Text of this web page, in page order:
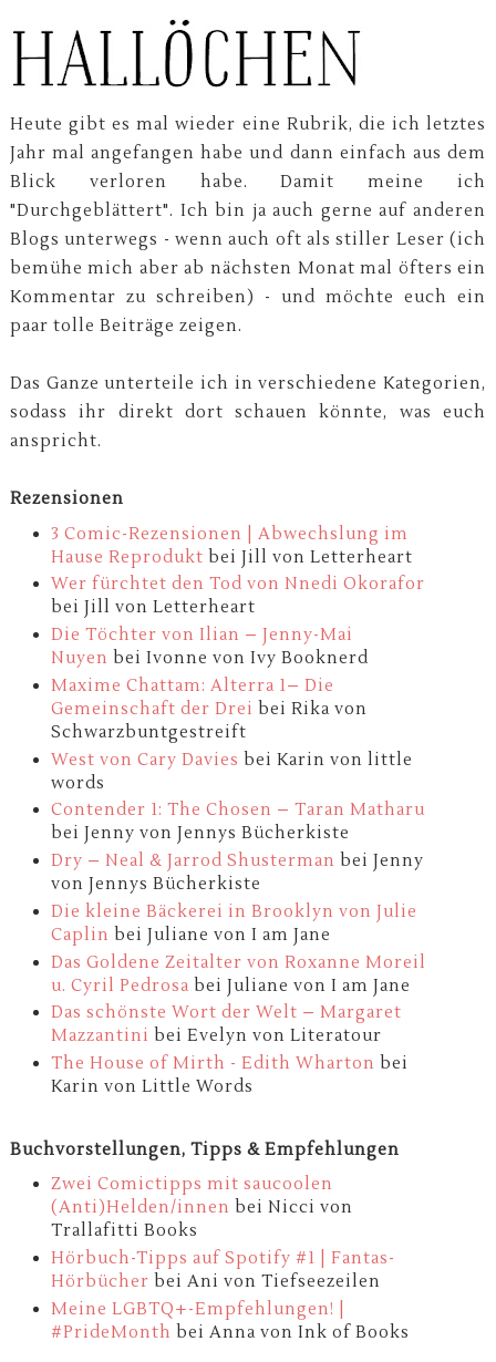
Heute gibt es mal wieder eine Rubrik, die ich letztes
Jahr mal angefangen habe und dann einfach aus dem
Blick verloren habe. Damit meine ich
"Durchgeblättert". Ich bin ja auch gerne auf anderen
Blogs unterwegs - wenn auch oft als stiller Leser (ich
bemühe mich aber ab nächsten Monat mal öfters ein
Kommentar zu schreiben) - und möchte euch ein
paar tolle Beiträge zeigen.
Das Ganze unterteile ich in verschiedene Kategorien,
sodass ihr direkt dort schauen könnte, was euch
anspricht.
Rezensionen
3 Comic-Rezensionen | Abwechslung im
Hause Reprodukt bei Jill von Letterheart
Wer fürchtet den Tod von Nnedi Okorafor
bei Jill von Letterheart
Die Töchter von Ilian – Jenny-Mai
Nuyen bei Ivonne von Ivy Booknerd
Maxime Chattam: Alterra 1– Die
Gemeinschaft der Drei bei Rika von
Schwarzbuntgestreift
West von Cary Davies bei Karin von little
words
Contender 1: The Chosen – Taran Matharu
bei Jenny von Jennys Bücherkiste
Dry – Neal & Jarrod Shusterman bei Jenny
von Jennys Bücherkiste
Die kleine Bäckerei in Brooklyn von Julie
Caplin bei Juliane von I am Jane
Das Goldene Zeitalter von Roxanne Moreil
u. Cyril Pedrosa bei Juliane von I am Jane
Das schönste Wort der Welt – Margaret
Mazzantini bei Evelyn von Literatour
The House of Mirth - Edith Wharton bei
Karin von Little Words
Buchvorstellungen, Tipps & Empfehlungen
Zwei Comictipps mit saucoolen
(Anti)Helden/innen bei Nicci von
Trallafitti Books
Hörbuch-Tipps auf Spotify #1 | Fantas-
Hörbücher bei Ani von Tiefseezeilen
Meine LGBTQ+-Empfehlungen! |
#PrideMonth bei Anna von Ink of Books